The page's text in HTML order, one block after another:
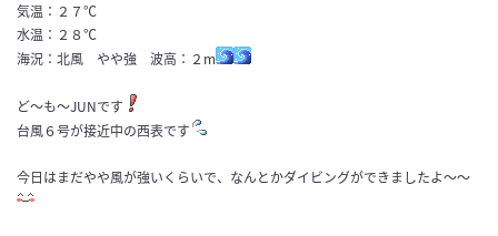
気温：２７℃
水温：２８℃
海況：北風 やや強 波高：２m
ど〜も〜JUNです
台風６号が接近中の西表です
今日はまだやや風が強いくらいで、なんとかダイビングができましたよ〜〜